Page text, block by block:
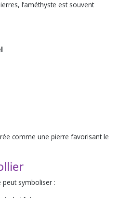
l’améthyste est souvent
comme une pierre favorisant le
peut symboliser :